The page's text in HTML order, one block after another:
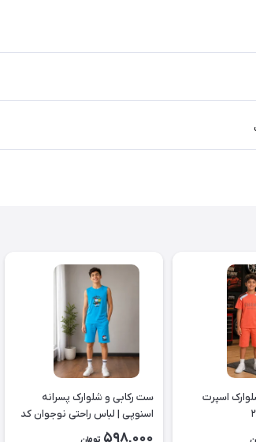
اسپرت
ست رکابی و شلوارک پسرانه
اسنوپی | لباس راحتی نوجوان کد